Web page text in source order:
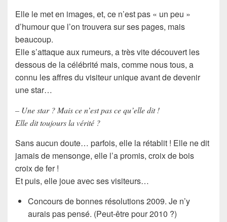
Elle le met en images, et, ce n’est pas « un peu »
d’humour que l’on trouvera sur ses pages, mais
beaucoup.
Elle s’attaque aux rumeurs, a très vite découvert les
dessous de la célébrité mais, comme nous tous, a
connu les affres du visiteur unique avant de devenir
une star…
– Une star ? Mais ce n’est pas ce qu’elle dit !
Elle dit toujours la vérité ?
Sans aucun doute… parfois, elle la rétablit ! Elle ne dit
jamais de mensonge, elle l’a promis, croix de bois
croix de fer !
Et puis, elle joue avec ses visiteurs…
Concours de bonnes résolutions 2009. Je n’y
aurais pas pensé. (Peut-être pour 2010 ?)